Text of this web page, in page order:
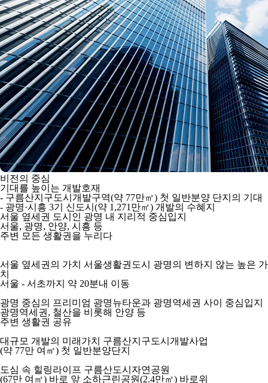
비전의 중심
기대를 높이는 개발호재
- 구름산지구도시개발구역(약 77만㎡) 첫 일반분양 단지의 기대
- 광명·시흥 3기 신도시(약 1,271만㎡) 개발의 수혜지
서울 옆세권 도시인 광명 내 지리적 중심입지
서울, 광명, 안양, 시흥 등
주변 모든 생활권을 누리다
서울 옆세권의 가치 서울생활권도시 광명의 변하지 않는 높은 가
치
서울 - 서초까지 약 20분내 이동
광명 중심의 프리미엄 광명뉴타운과 광명역세권 사이 중심입지
광명역세권, 철산을 비롯해 안양 등
주변 생활권 공유
대규모 개발의 미래가치 구름산지구도시개발사업
(약 77만 여㎡) 첫 일반분양단지
도심 속 힐링라이프 구름산도시자연공원
(67만 여㎡) 바로 앞 소하근린공원(2.4만㎡) 바로위